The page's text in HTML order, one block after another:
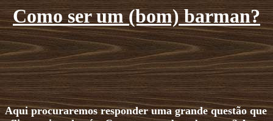
Como ser um (bom) barman?
Aqui procuraremos responder uma grande questão que